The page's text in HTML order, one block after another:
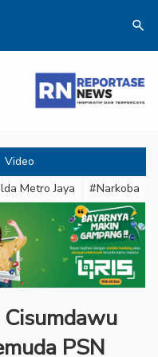
search
Video
Metro Jaya #Narkoba
PSN